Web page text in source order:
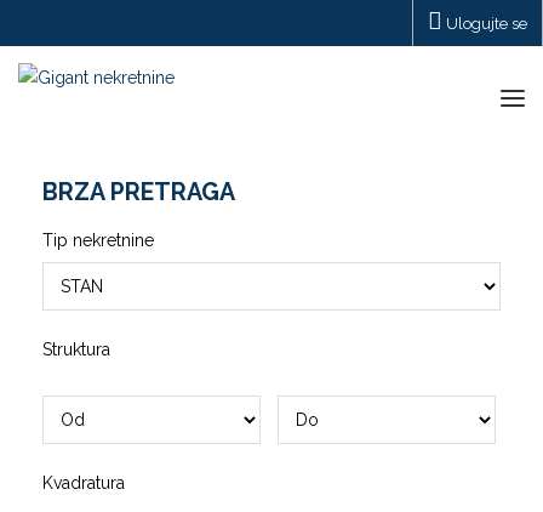
Ulogujte se
BRZA PRETRAGA
Tip nekretnine
Struktura
Kvadratura